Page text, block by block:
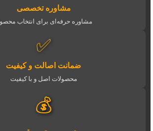
مشاوره تخصصی
مشاوره حرفه‌ای برای انتخاب
✅
ضمانت اصالت و کیفیت
محصولات اصل و با کیفیت
💰